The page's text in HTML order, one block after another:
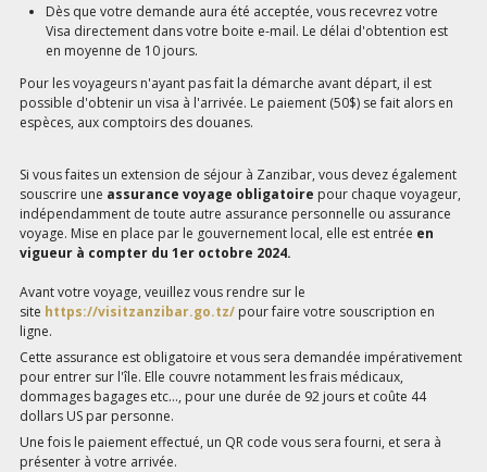
Dès que votre demande aura été acceptée, vous recevrez votre
Visa directement dans votre boite e-mail. Le délai d'obtention est
en moyenne de 10 jours.
Pour les voyageurs n'ayant pas fait la démarche avant départ, il est
possible d'obtenir un visa à l'arrivée. Le paiement (50$) se fait alors en
espèces, aux comptoirs des douanes.
Si vous faites un extension de séjour à Zanzibar, vous devez également
souscrire une assurance voyage obligatoire pour chaque voyageur,
indépendamment de toute autre assurance personnelle ou assurance
voyage. Mise en place par le gouvernement local, elle est entrée en
vigueur à compter du 1er octobre 2024.
Avant votre voyage, veuillez vous rendre sur le
site https://visitzanzibar.go.tz/ pour faire votre souscription en
ligne.
Cette assurance est obligatoire et vous sera demandée impérativement
pour entrer sur l'île. Elle couvre notamment les frais médicaux,
dommages bagages etc..., pour une durée de 92 jours et coûte 44
dollars US par personne.
Une fois le paiement effectué, un QR code vous sera fourni, et sera à
présenter à votre arrivée.